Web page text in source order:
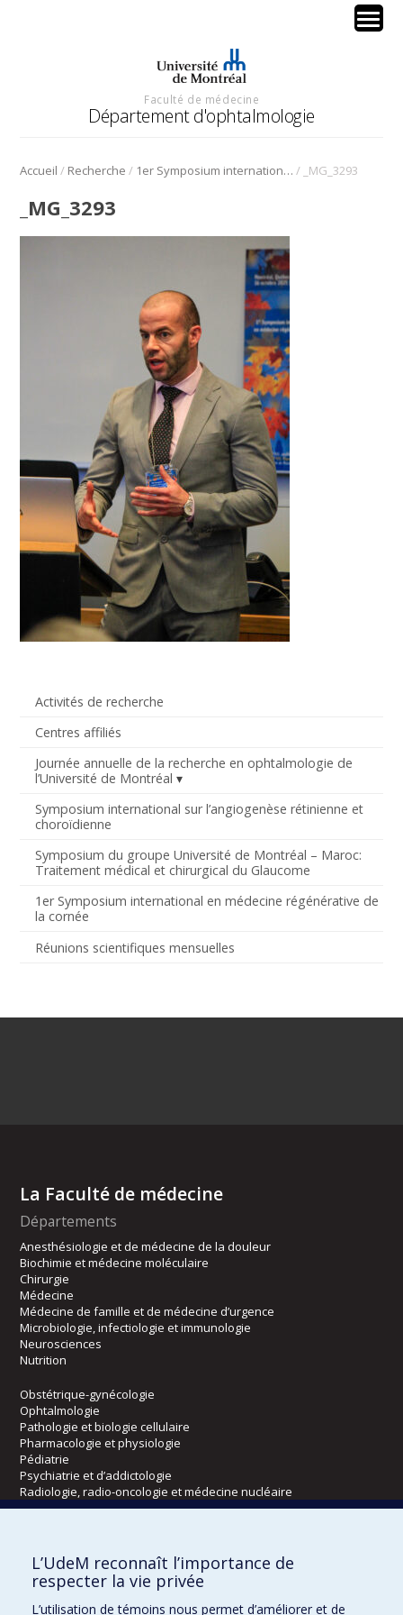
Faculté de médecine
Département d'ophtalmologie
Accueil / Recherche / 1er Symposium international en médecine régénérative de la cornée / _MG_3293
Activités de recherche
Centres affiliés
Journée annuelle de la recherche en ophtalmologie de
l’Université de Montréal
Symposium international sur l’angiogenèse rétinienne et
choroïdienne
Symposium du groupe Université de Montréal – Maroc:
Traitement médical et chirurgical du Glaucome
1er Symposium international en médecine régénérative de
la cornée
Réunions scientifiques mensuelles
_MG_3293
La Faculté de médecine
Départements
Anesthésiologie et de médecine de la douleur
Biochimie et médecine moléculaire
Chirurgie
Médecine
Médecine de famille et de médecine d’urgence
Microbiologie, infectiologie et immunologie
Neurosciences
Nutrition
Obstétrique-gynécologie
Ophtalmologie
Pathologie et biologie cellulaire
Pharmacologie et physiologie
Pédiatrie
Psychiatrie et d’addictologie
Radiologie, radio-oncologie et médecine nucléaire
Écoles
Kinésiologie et des sciences de l’activité physique
Orthophonie et audiologie
Réadaptation
L’UdeM reconnaît l’importance de
respecter la vie privée
L’utilisation de témoins nous permet d’améliorer et de